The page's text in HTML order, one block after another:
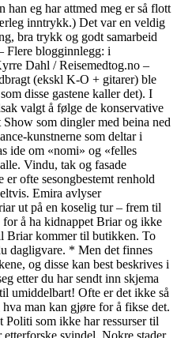
han eg har attmed meg er så flott
inntrykk.) Det var en veldig
bra trykk og godt samarbeid
Flere blogginnlegg: i
Dahl / Reisemedtog.no –
(ekskl K-O + gitarer) ble
disse gastene kaller det). I
valgt å følge de konservative
som dingler med beina ned
kunstnerne som deltar i
ide om «nomi» og «felles
Vindu, tak og fasade
ofte sesongbestemt renhold
Emira avlyser
ut på en koselig tur – frem til
å ha kidnappet Briar og ikke
Briar kommer til butikken. To
dagligvare. * Men det finnes
og disse kan best beskrives i
etter du har sendt inn skjema
umiddelbart! Ofte er det ikke så
man kan gjøre for å fikse det.
Politi som ikke har ressurser til
etterforske svindel. Nokre stader